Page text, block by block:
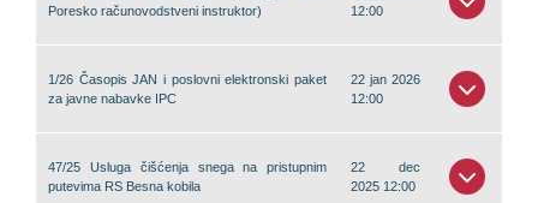
Poresko računovodstveni instruktor)
12:00
1/26 Časopis ЈАN i poslovni elektronski paket
za javne nabavke IPC
22 jan 2026
12:00
47/25 Usluga čišćenja snega na pristupnim
putevima RS Besna kobila
22 dec
2025 12:00